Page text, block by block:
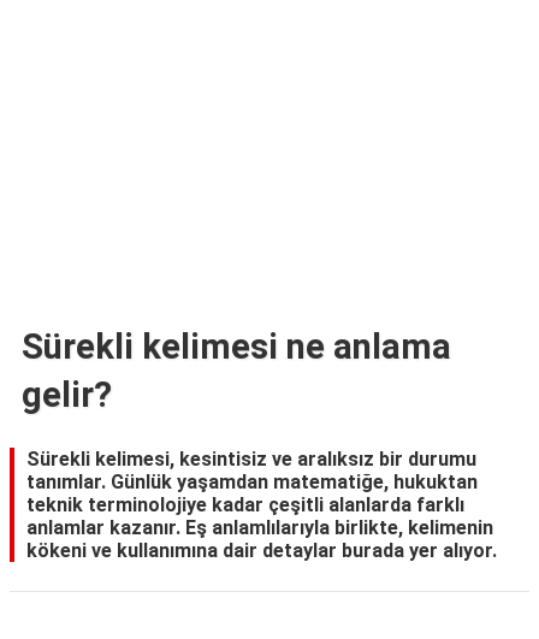
Sürekli kelimesi ne anlama
gelir?
Sürekli kelimesi, kesintisiz ve aralıksız bir durumu
tanımlar. Günlük yaşamdan matematiğe, hukuktan
teknik terminolojiye kadar çeşitli alanlarda farklı
anlamlar kazanır. Eş anlamlılarıyla birlikte, kelimenin
kökeni ve kullanımına dair detaylar burada yer alıyor.